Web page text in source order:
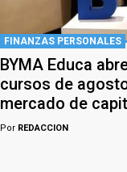
FINANZAS PERSONALES
BYMA Educa
cursos de
mercado de
Por REDACCION